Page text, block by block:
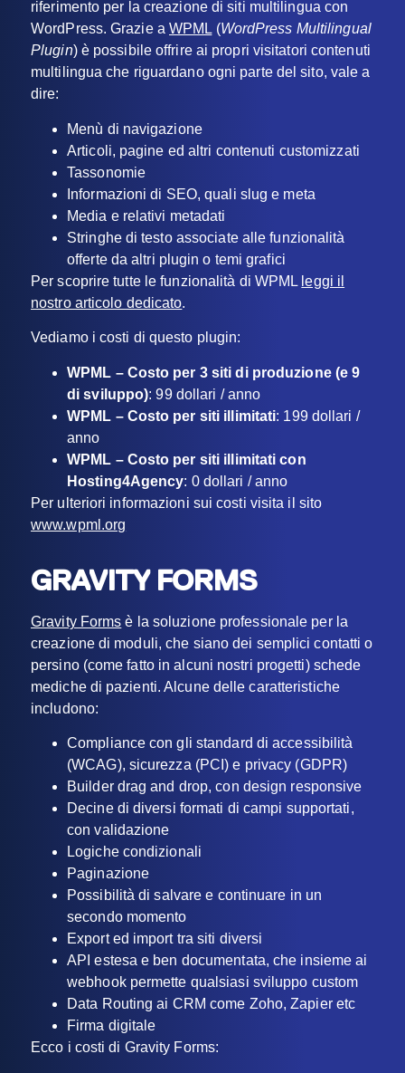
riferimento per la creazione di siti multilingua con
WordPress. Grazie a WPML (WordPress Multilingual
Plugin) è possibile offrire ai propri visitatori contenuti
multilingua che riguardano ogni parte del sito, vale a
dire:
Menù di navigazione
Articoli, pagine ed altri contenuti customizzati
Tassonomie
Informazioni di SEO, quali slug e meta
Media e relativi metadati
Stringhe di testo associate alle funzionalità
offerte da altri plugin o temi grafici
Per scoprire tutte le funzionalità di WPML leggi il
nostro articolo dedicato.
Vediamo i costi di questo plugin:
WPML – Costo per 3 siti di produzione (e 9
di sviluppo): 99 dollari / anno
WPML – Costo per siti illimitati: 199 dollari /
anno
WPML – Costo per siti illimitati con
Hosting4Agency: 0 dollari / anno
Per ulteriori informazioni sui costi visita il sito
www.wpml.org
GRAVITY FORMS
Gravity Forms è la soluzione professionale per la
creazione di moduli, che siano dei semplici contatti o
persino (come fatto in alcuni nostri progetti) schede
mediche di pazienti. Alcune delle caratteristiche
includono:
Compliance con gli standard di accessibilità
(WCAG), sicurezza (PCI) e privacy (GDPR)
Builder drag and drop, con design responsive
Decine di diversi formati di campi supportati,
con validazione
Logiche condizionali
Paginazione
Possibilità di salvare e continuare in un
secondo momento
Export ed import tra siti diversi
API estesa e ben documentata, che insieme ai
webhook permette qualsiasi sviluppo custom
Data Routing ai CRM come Zoho, Zapier etc
Firma digitale
Ecco i costi di Gravity Forms: